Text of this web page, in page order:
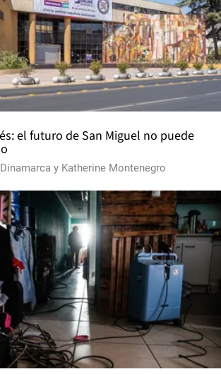
el futuro de San Miguel no puede
y Katherine Montenegro